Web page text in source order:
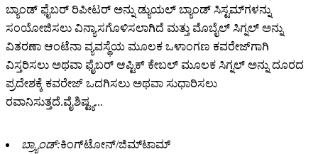
ಬ್ಯಾಂಡ್ ಫೈಬರ್ ರಿಪೀಟರ್ ಅನ್ನು ಡ್ಯುಯಲ್ ಬ್ಯಾಂಡ್ ಸಿಸ್ಟಮ್‌ಗಳನ್ನು
ಸಂಯೋಜಿಸಲು ವಿನ್ಯಾಸಗೊಳಿಸಲಾಗಿದೆ ಮತ್ತು ಮೊಬೈಲ್ ಸಿಗ್ನಲ್ ಅನ್ನು
ವಿತರಣಾ ಆಂಟೆನಾ ವ್ಯವಸ್ಥೆಯ ಮೂಲಕ ಒಳಾಂಗಣ ಕವರೇಜ್‌ಗಾಗಿ
ವಿಸ್ತರಿಸಲು ಅಥವಾ ಫೈಬರ್ ಆಪ್ಟಿಕ್ ಕೇಬಲ್ ಮೂಲಕ ಸಿಗ್ನಲ್ ಅನ್ನು ದೂರದ
ಪ್ರದೇಶಕ್ಕೆ ಕವರೇಜ್ ಒದಗಿಸಲು ಅಥವಾ ಸುಧಾರಿಸಲು
ರವಾನಿಸುತ್ತದೆ.ವೈಶಿಷ್ಟ್ಯ...
ಬ್ರ್ಯಾಂಡ್:ಕಿಂಗ್‌ಟೋನ್/ಜಿಮ್‌ಟಾಮ್